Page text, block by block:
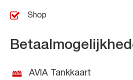
Shop
AVIA Tankkaart